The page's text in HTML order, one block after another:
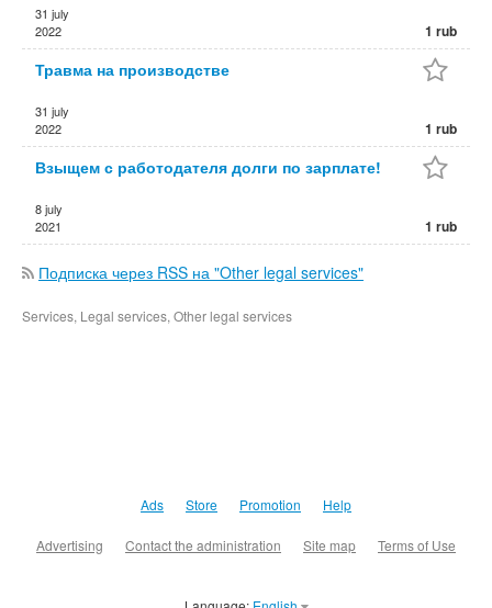
31 july
2022
1 rub
Травма на производстве
31 july
2022
1 rub
Взыщем с работодателя долги по зарплате!
8 july
2021
1 rub
Подписка через RSS на "Other legal services"
Services, Legal services, Other legal services
Ads Store Promotion Help
Advertising Contact the administration Site map Terms of Use